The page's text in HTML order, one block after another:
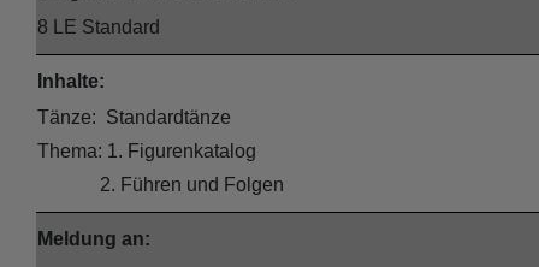
8 LE Standard
Inhalte:
Tänze: Standardtänze
Thema: 1. Figurenkatalog
2. Führen und Folgen
Meldung an: